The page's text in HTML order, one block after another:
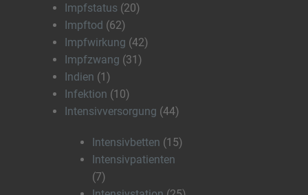
Impfstatus (20)
Impftod (62)
Impfwirkung (42)
Impfzwang (31)
Indien (1)
Infektion (10)
Intensivversorgung (44)
Intensivbetten (15)
Intensivpatienten
(7)